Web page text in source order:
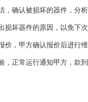
，确认被损坏的器件，分
损坏器件的原因，以免下
价，甲方确认报价后进行
，正常运行通知甲方，款